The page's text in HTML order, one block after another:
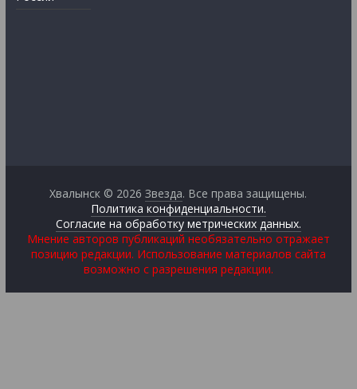
Хвалынск © 2026Звезда. Все права защищены.
Политика конфиденциальности.
Согласие на обработку метрических данных.
Мнение авторов публикаций необязательно отражает
позицию редакции. Использование материалов сайта
возможно с разрешения редакции.